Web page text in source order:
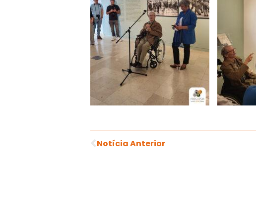
Notícia Anterior